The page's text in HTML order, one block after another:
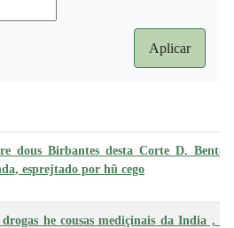
dous Birbantes desta Corte D. Bento
esprejtado por hũ cego
he cousas mediçinais da India , e